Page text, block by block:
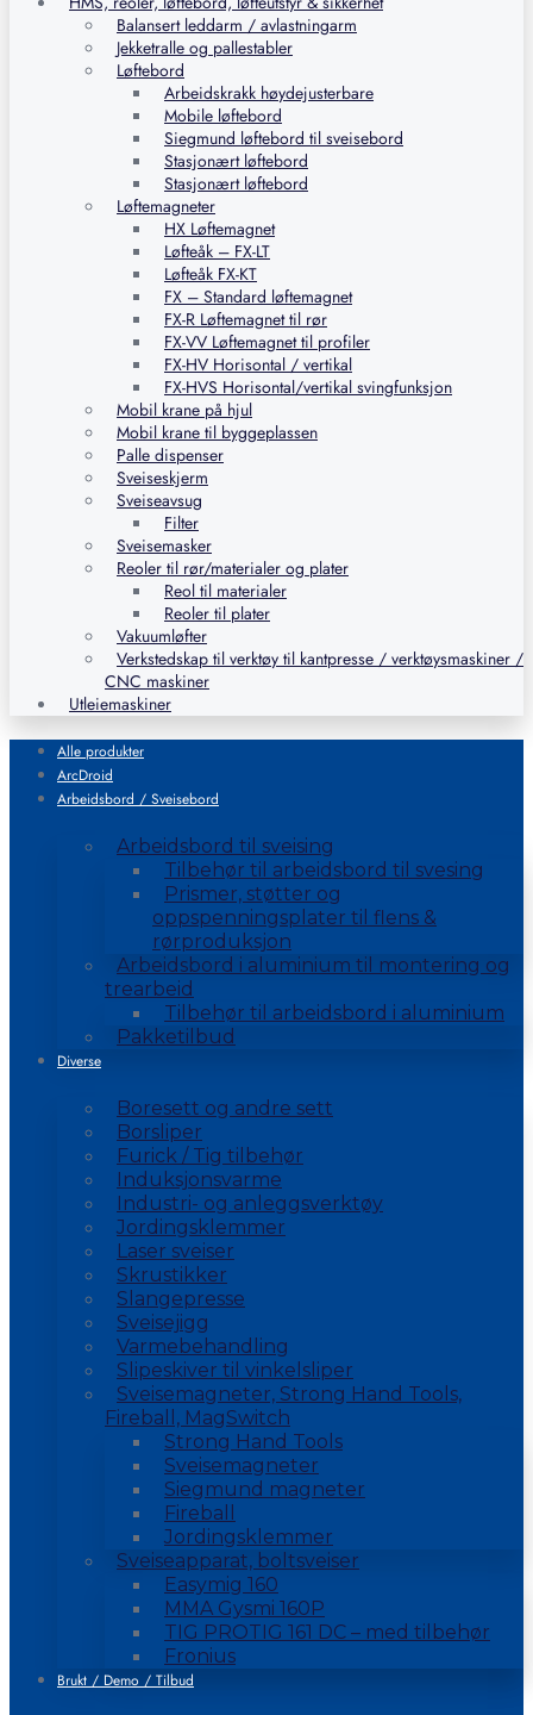
Balansert leddarm / avlastningarm
Jekketralle og pallestabler
Løftebord
Arbeidskrakk høydejusterbare
Mobile løftebord
Siegmund løftebord til sveisebord
Stasjonært løftebord
Stasjonært løftebord
Løftemagneter
HX Løftemagnet
Løfteåk – FX-LT
Løfteåk FX-KT
FX – Standard løftemagnet
FX-R Løftemagnet til rør
FX-VV Løftemagnet til profiler
FX-HV Horisontal / vertikal
FX-HVS Horisontal/vertikal svingfunksjon
Mobil krane på hjul
Mobil krane til byggeplassen
Palle dispenser
Sveiseskjerm
Sveiseavsug
Filter
Sveisemasker
Reoler til rør/materialer og plater
Reol til materialer
Reoler til plater
Vakuumløfter
Verkstedskap til verktøy til kantpresse / verktøysmaskiner /
CNC maskiner
Utleiemaskiner
Alle produkter
ArcDroid
Arbeidsbord / Sveisebord
Arbeidsbord til sveising
Tilbehør til arbeidsbord til svesing
Prismer, støtter og
oppspenningsplater til flens &
rørproduksjon
Arbeidsbord i aluminium til montering og
trearbeid
Tilbehør til arbeidsbord i aluminium
Pakketilbud
Diverse
Boresett og andre sett
Borsliper
Furick / Tig tilbehør
Induksjonsvarme
Industri- og anleggsverktøy
Jordingsklemmer
Laser sveiser
Skrustikker
Slangepresse
Sveisejigg
Varmebehandling
Slipeskiver til vinkelsliper
Sveisemagneter, Strong Hand Tools,
Fireball, MagSwitch
Strong Hand Tools
Sveisemagneter
Siegmund magneter
Fireball
Jordingsklemmer
Sveiseapparat, boltsveiser
Easymig 160
MMA Gysmi 160P
TIG PROTIG 161 DC – med tilbehør
Fronius
Brukt / Demo / Tilbud